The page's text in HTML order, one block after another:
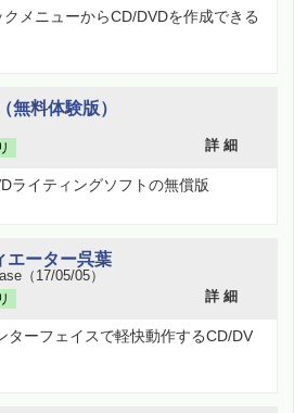
メニューからCD/DVDを作成できる
無料体験版）
詳 細
ライティングソフトの無償版
エーター呉葉
（17/05/05）
詳 細
ターフェイスで軽快動作するCD/DV